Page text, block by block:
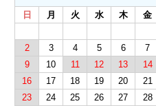
日 月 火 水 木 金
2
3 4 5 6 7
9
10 11 12 13 14
16
17 18 19 20 21
23
24 25 26 27 28